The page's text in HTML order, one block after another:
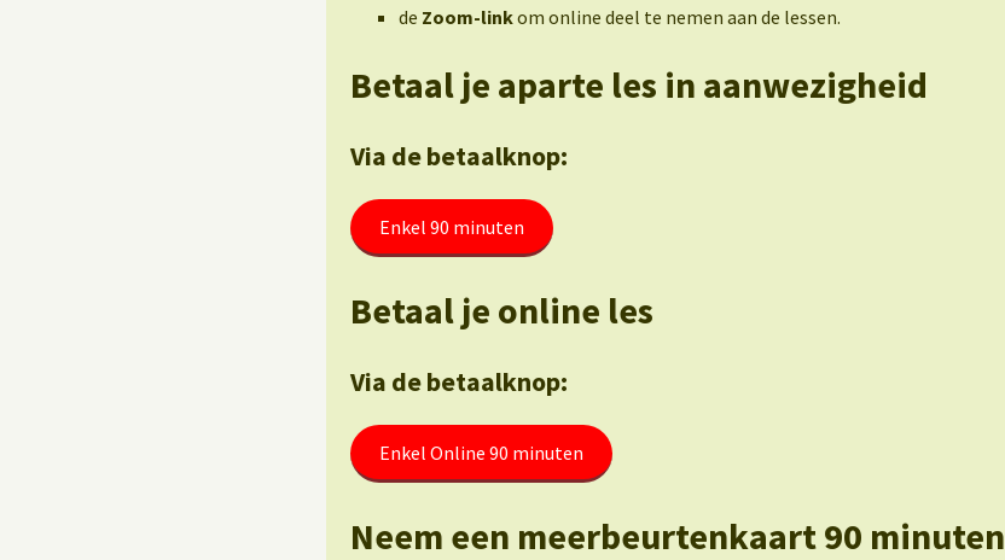
de Zoom-linkom online deel te nemen aan de lessen.
Betaal je aparte les in aanwezigheid
Via de betaalknop:
Enkel 90 minuten
Betaal je online les
Via de betaalknop:
Enkel Online 90 minuten
Neem een meerbeurtenkaart 90 minuten